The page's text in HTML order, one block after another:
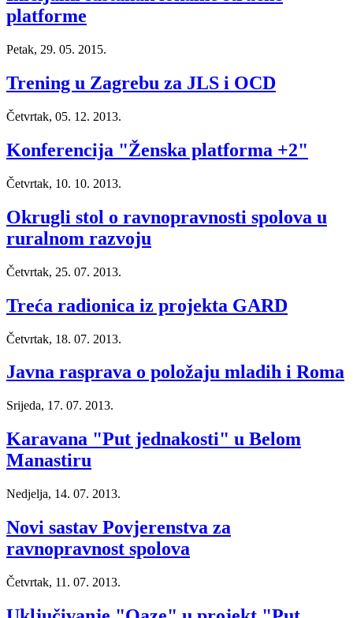
platforme
Petak, 29. 05. 2015.
Trening u Zagrebu za JLS i OCD
Četvrtak, 05. 12. 2013.
Konferencija "Ženska platforma +2"
Četvrtak, 10. 10. 2013.
Okrugli stol o ravnopravnosti spolova u
ruralnom razvoju
Četvrtak, 25. 07. 2013.
Treća radionica iz projekta GARD
Četvrtak, 18. 07. 2013.
Javna rasprava o položaju mladih i Roma
Srijeda, 17. 07. 2013.
Karavana "Put jednakosti" u Belom
Manastiru
Nedjelja, 14. 07. 2013.
Novi sastav Povjerenstva za
ravnopravnost spolova
Četvrtak, 11. 07. 2013.